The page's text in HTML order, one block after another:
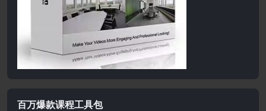
百万爆款课程工具包